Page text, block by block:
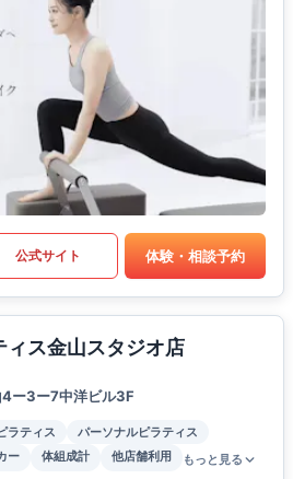
公式サイト 体験・相談予約
ィス金山スタジオ店
ー3ー7中洋ビル3F
ラティス
パーソナルピラティス
ー 体組成計 他店舗利用 もっと見る